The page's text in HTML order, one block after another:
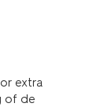
extra
of de